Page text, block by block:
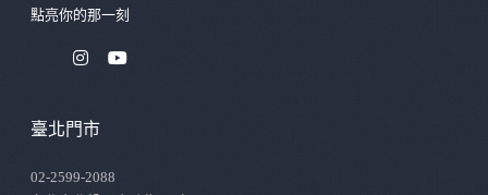
點亮你的那⼀刻
臺北門市
02-2599-2088